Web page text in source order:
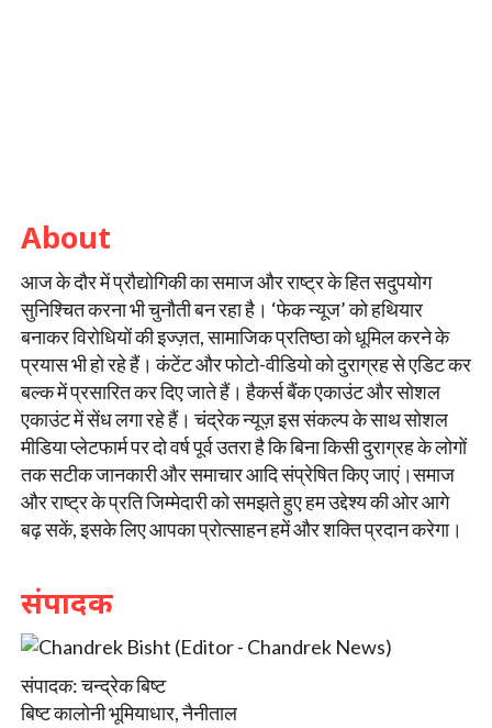
About
आज के दौर में प्रौद्योगिकी का समाज और राष्ट्र के हित सदुपयोग
सुनिश्चित करना भी चुनौती बन रहा है। ‘फेक न्यूज’ को हथियार
बनाकर विरोधियों की इज्ज़त, सामाजिक प्रतिष्ठा को धूमिल करने के
प्रयास भी हो रहे हैं। कंटेंट और फोटो-वीडियो को दुराग्रह से एडिट कर
बल्क में प्रसारित कर दिए जाते हैं। हैकर्स बैंक एकाउंट और सोशल
एकाउंट में सेंध लगा रहे हैं। चंद्रेक न्यूज़ इस संकल्प के साथ सोशल
मीडिया प्लेटफार्म पर दो वर्ष पूर्व उतरा है कि बिना किसी दुराग्रह के लोगों
तक सटीक जानकारी और समाचार आदि संप्रेषित किए जाएं।समाज
और राष्ट्र के प्रति जिम्मेदारी को समझते हुए हम उद्देश्य की ओर आगे
बढ़ सकें, इसके लिए आपका प्रोत्साहन हमें और शक्ति प्रदान करेगा।
संपादक
संपादक: चन्द्रेक बिष्ट
बिष्ट कालोनी भूमियाधार, नैनीताल